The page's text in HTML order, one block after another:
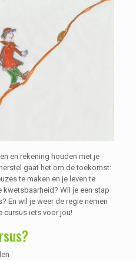
en rekening houden met je
gaat het om de toekomst:
te maken en je leven te
kwetsbaarheid? Wil je een stap
En wil je weer de regie nemen
cursus iets voor jou!